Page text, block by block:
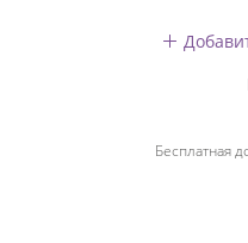
Бесплатная